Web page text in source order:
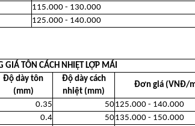
115.000 - 130.000
125.000 - 140.000
GIÁ TÔN CÁCH NHIỆT LỢP MÁI
Độ dày tôn
(mm)
Độ dày cách
nhiệt (mm)
Đơn giá (VNĐ/
0.35 50125.000 - 140.000
0.4 50135.000 - 150.000